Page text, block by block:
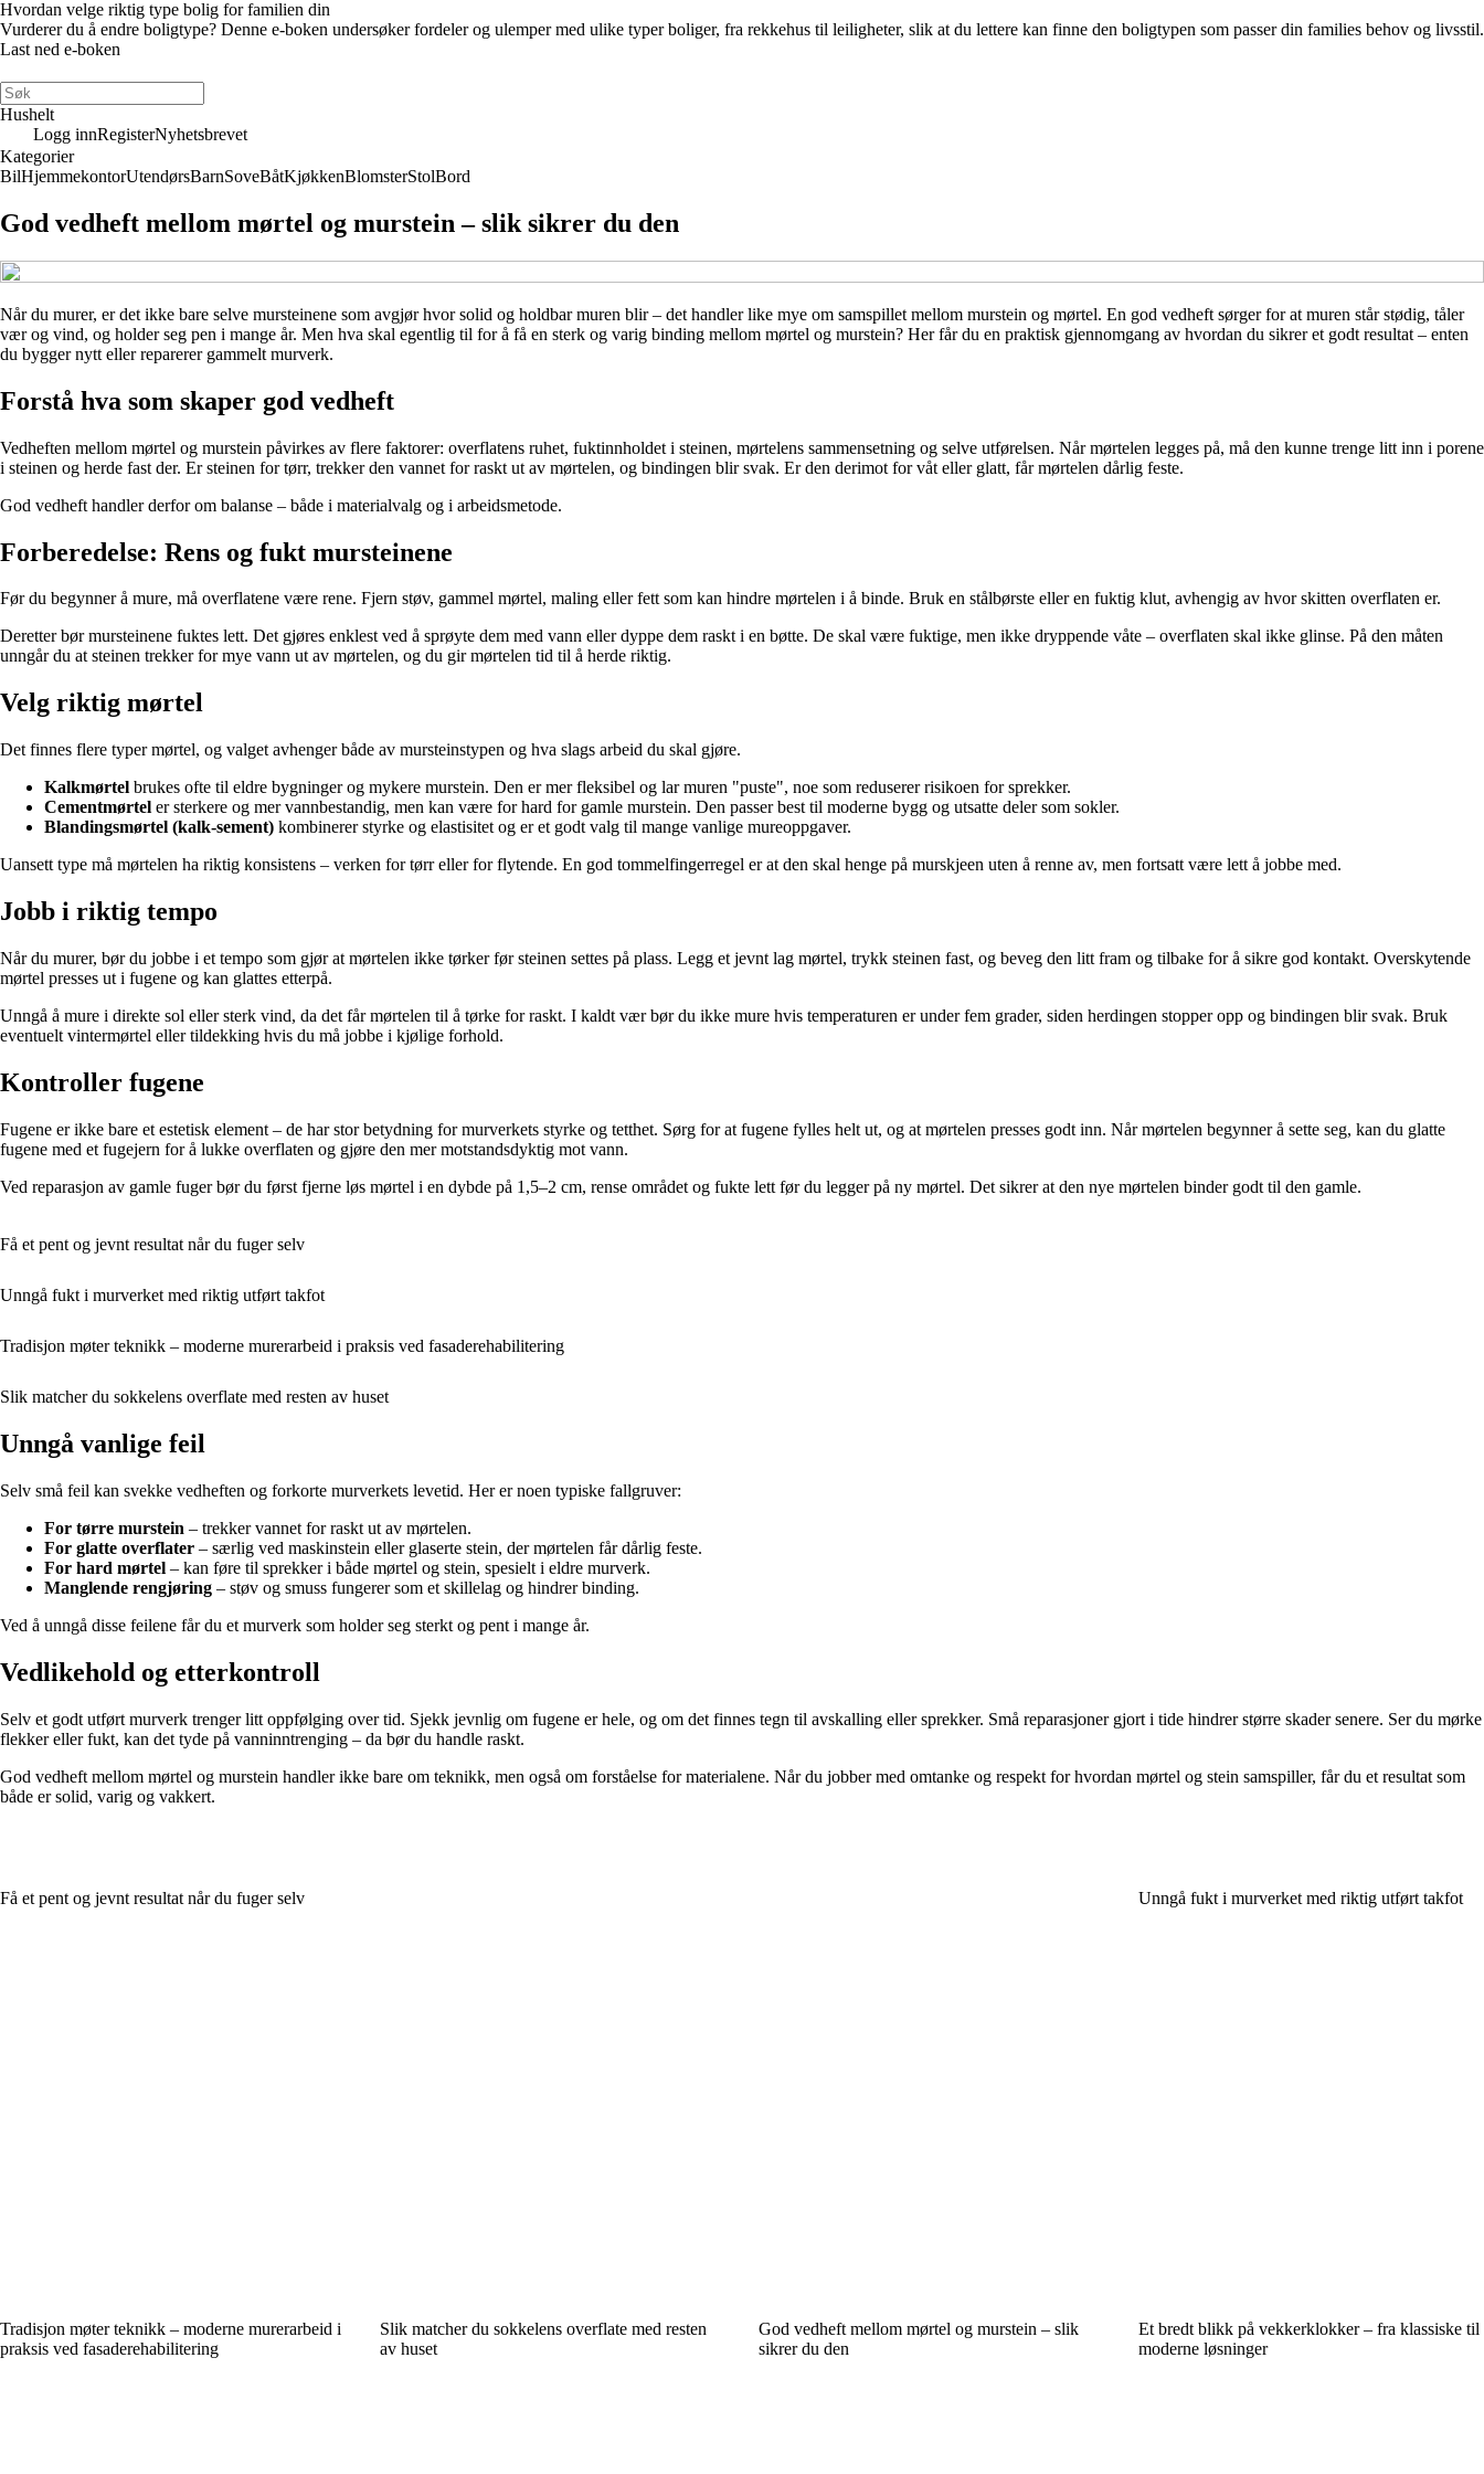
Hvordan velge riktig type bolig for familien din
Vurderer du å endre boligtype? Denne e-boken undersøker fordeler og ulemper med ulike typer boliger, fra rekkehus til leiligheter, slik at du lettere kan finne den boligtypen som passer din families behov og livsstil.
Last ned e-boken
Hushelt
Logg innRegisterNyhetsbrevet
Kategorier
BilHjemmekontorUtendørsBarnSoveBåtKjøkkenBlomsterStolBord
God vedheft mellom mørtel og murstein – slik sikrer du den
Når du murer, er det ikke bare selve mursteinene som avgjør hvor solid og holdbar muren blir – det handler like mye om samspillet mellom murstein og mørtel. En god vedheft sørger for at muren står stødig, tåler
vær og vind, og holder seg pen i mange år. Men hva skal egentlig til for å få en sterk og varig binding mellom mørtel og murstein? Her får du en praktisk gjennomgang av hvordan du sikrer et godt resultat – enten
du bygger nytt eller reparerer gammelt murverk.
Forstå hva som skaper god vedheft
Vedheften mellom mørtel og murstein påvirkes av flere faktorer: overflatens ruhet, fuktinnholdet i steinen, mørtelens sammensetning og selve utførelsen. Når mørtelen legges på, må den kunne trenge litt inn i porene
i steinen og herde fast der. Er steinen for tørr, trekker den vannet for raskt ut av mørtelen, og bindingen blir svak. Er den derimot for våt eller glatt, får mørtelen dårlig feste.
God vedheft handler derfor om balanse – både i materialvalg og i arbeidsmetode.
Forberedelse: Rens og fukt mursteinene
Før du begynner å mure, må overflatene være rene. Fjern støv, gammel mørtel, maling eller fett som kan hindre mørtelen i å binde. Bruk en stålbørste eller en fuktig klut, avhengig av hvor skitten overflaten er.
Deretter bør mursteinene fuktes lett. Det gjøres enklest ved å sprøyte dem med vann eller dyppe dem raskt i en bøtte. De skal være fuktige, men ikke dryppende våte – overflaten skal ikke glinse. På den måten
unngår du at steinen trekker for mye vann ut av mørtelen, og du gir mørtelen tid til å herde riktig.
Velg riktig mørtel
Det finnes flere typer mørtel, og valget avhenger både av mursteinstypen og hva slags arbeid du skal gjøre.
Kalkmørtel brukes ofte til eldre bygninger og mykere murstein. Den er mer fleksibel og lar muren "puste", noe som reduserer risikoen for sprekker.
Cementmørtel er sterkere og mer vannbestandig, men kan være for hard for gamle murstein. Den passer best til moderne bygg og utsatte deler som sokler.
Blandingsmørtel (kalk-sement) kombinerer styrke og elastisitet og er et godt valg til mange vanlige mureoppgaver.
Uansett type må mørtelen ha riktig konsistens – verken for tørr eller for flytende. En god tommelfingerregel er at den skal henge på murskjeen uten å renne av, men fortsatt være lett å jobbe med.
Jobb i riktig tempo
Når du murer, bør du jobbe i et tempo som gjør at mørtelen ikke tørker før steinen settes på plass. Legg et jevnt lag mørtel, trykk steinen fast, og beveg den litt fram og tilbake for å sikre god kontakt. Overskytende
mørtel presses ut i fugene og kan glattes etterpå.
Unngå å mure i direkte sol eller sterk vind, da det får mørtelen til å tørke for raskt. I kaldt vær bør du ikke mure hvis temperaturen er under fem grader, siden herdingen stopper opp og bindingen blir svak. Bruk
eventuelt vintermørtel eller tildekking hvis du må jobbe i kjølige forhold.
Kontroller fugene
Fugene er ikke bare et estetisk element – de har stor betydning for murverkets styrke og tetthet. Sørg for at fugene fylles helt ut, og at mørtelen presses godt inn. Når mørtelen begynner å sette seg, kan du glatte
fugene med et fugejern for å lukke overflaten og gjøre den mer motstandsdyktig mot vann.
Ved reparasjon av gamle fuger bør du først fjerne løs mørtel i en dybde på 1,5–2 cm, rense området og fukte lett før du legger på ny mørtel. Det sikrer at den nye mørtelen binder godt til den gamle.
Få et pent og jevnt resultat når du fuger selv
Unngå fukt i murverket med riktig utført takfot
Tradisjon møter teknikk – moderne murerarbeid i praksis ved fasaderehabilitering
Slik matcher du sokkelens overflate med resten av huset
Unngå vanlige feil
Selv små feil kan svekke vedheften og forkorte murverkets levetid. Her er noen typiske fallgruver:
For tørre murstein – trekker vannet for raskt ut av mørtelen.
For glatte overflater – særlig ved maskinstein eller glaserte stein, der mørtelen får dårlig feste.
For hard mørtel – kan føre til sprekker i både mørtel og stein, spesielt i eldre murverk.
Manglende rengjøring – støv og smuss fungerer som et skillelag og hindrer binding.
Ved å unngå disse feilene får du et murverk som holder seg sterkt og pent i mange år.
Vedlikehold og etterkontroll
Selv et godt utført murverk trenger litt oppfølging over tid. Sjekk jevnlig om fugene er hele, og om det finnes tegn til avskalling eller sprekker. Små reparasjoner gjort i tide hindrer større skader senere. Ser du mørke
flekker eller fukt, kan det tyde på vanninntrenging – da bør du handle raskt.
God vedheft mellom mørtel og murstein handler ikke bare om teknikk, men også om forståelse for materialene. Når du jobber med omtanke og respekt for hvordan mørtel og stein samspiller, får du et resultat som
både er solid, varig og vakkert.
Få et pent og jevnt resultat når du fuger selv Unngå fukt i murverket med riktig utført takfot
Tradisjon møter teknikk – moderne murerarbeid i
praksis ved fasaderehabilitering
Slik matcher du sokkelens overflate med resten
av huset
God vedheft mellom mørtel og murstein – slik
sikrer du den
Et bredt blikk på vekkerklokker – fra klassiske til
moderne løsninger